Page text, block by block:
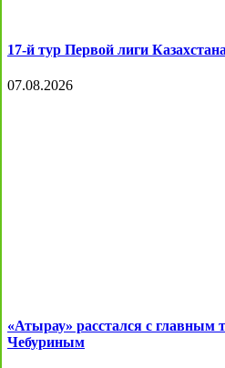
17-й тур Первой лиги
07.08.2026
«Атырау» расстался с главным
Чебуриным